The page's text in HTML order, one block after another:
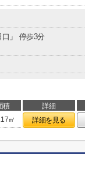
」 停歩3分
積 詳細
㎡ 詳細を見る